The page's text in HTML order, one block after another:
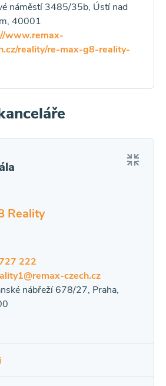
náměstí 3485/35b, Ústí nad
40001
www.remax-
reality/re-max-g8-reality-
Reality
222
czech.cz
nábřeží 678/27, Praha,